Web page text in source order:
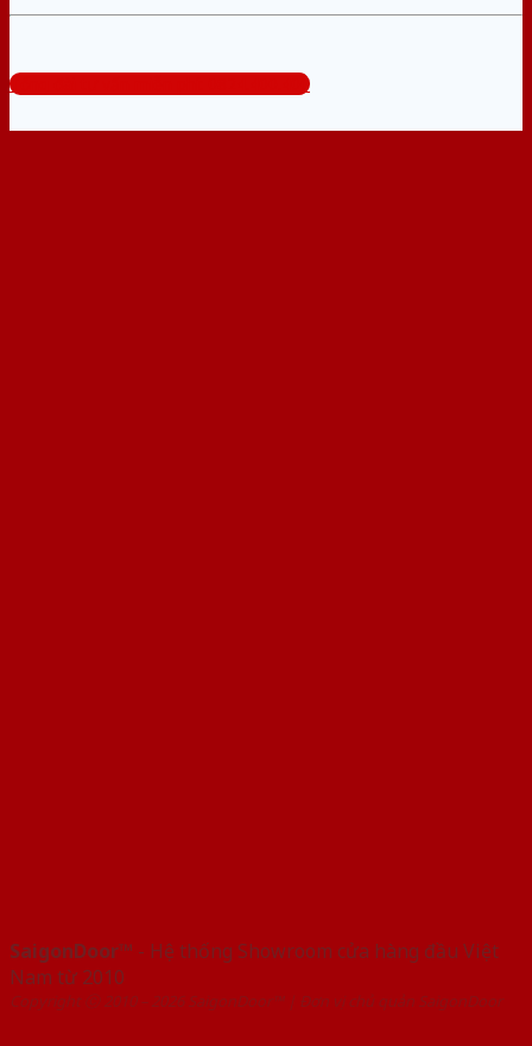
Tổng đài tư vấn miễn phí: 0824.400.400
SaigonDoor™ - Hệ thống Showroom cửa hàng đầu Việt
Nam từ 2010
Copyright ⓒ 2010 – 2026 SaigonDoor™ | Đơn vị chủ quản SaigonDoor